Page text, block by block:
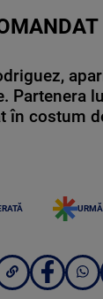
Partenera
în costum